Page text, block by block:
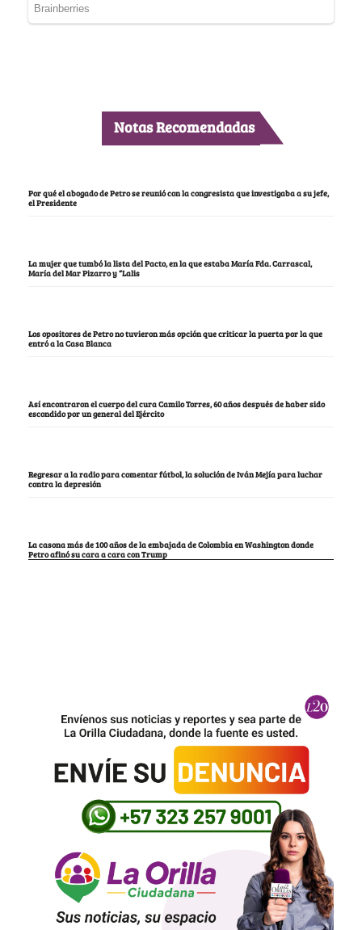
Notas Recomendadas
Por qué el abogado de Petro se reunió con la congresista que investigaba a su jefe,
el Presidente
La mujer que tumbó la lista del Pacto, en la que estaba María Fda. Carrascal,
María del Mar Pizarro y “Lalis
Los opositores de Petro no tuvieron más opción que criticar la puerta por la que
entró a la Casa Blanca
Así encontraron el cuerpo del cura Camilo Torres, 60 años después de haber sido
escondido por un general del Ejército
Regresar a la radio para comentar fútbol, la solución de Iván Mejía para luchar
contra la depresión
La casona más de 100 años de la embajada de Colombia en Washington donde
Petro afinó su cara a cara con Trump